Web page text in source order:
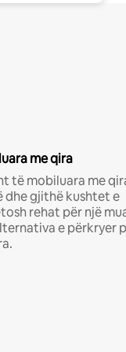
me qira
të mobiluara me
dhe gjithë kushtet e
rehat për një
e përkryer